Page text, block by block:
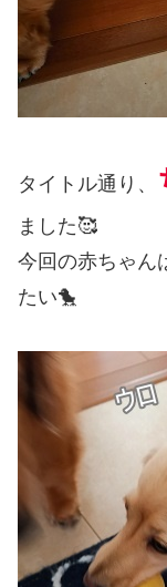
タイトル通り、
ました🥰
今回の赤ちゃん
たい🐤